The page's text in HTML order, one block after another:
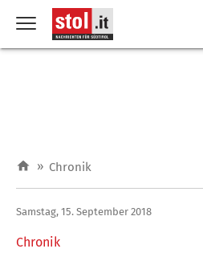
» Chronik
Chronik
Samstag, 15. September 2018